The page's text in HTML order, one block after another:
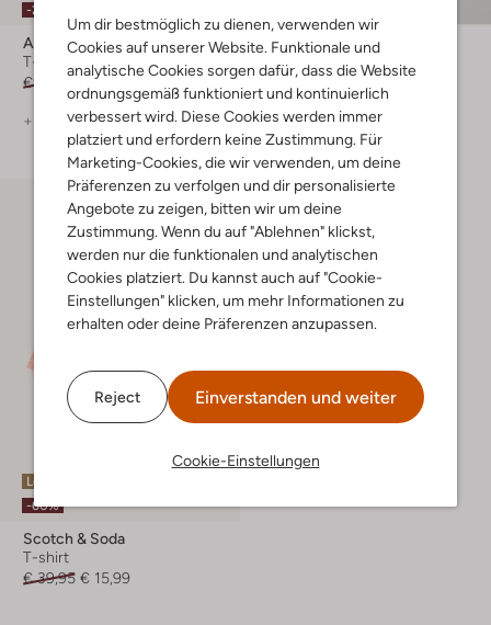
Um dir bestmöglich zu dienen, verwenden wir
Cookies auf unserer Website. Funktionale und
analytische Cookies sorgen dafür, dass die Website
ordnungsgemäß funktioniert und kontinuierlich
verbessert wird. Diese Cookies werden immer
platziert und erfordern keine Zustimmung. Für
Marketing-Cookies, die wir verwenden, um deine
Präferenzen zu verfolgen und dir personalisierte
Angebote zu zeigen, bitten wir um deine
Zustimmung. Wenn du auf "Ablehnen" klickst,
werden nur die funktionalen und analytischen
Cookies platziert. Du kannst auch auf "Cookie-
Einstellungen" klicken, um mehr Informationen zu
erhalten oder deine Präferenzen anzupassen.
Reject Einverstanden und weiter
Cookie-Einstellungen
-20%
American Vintage
T-shirt
€ 44,99 € 35,99
+ mehr farben
Msch Copenhagen
T-shirt
€ 34,99 € 27,99
+ mehr farben
Letzter Artikel
-60%
Scotch & Soda
T-shirt
€ 39,95 € 15,99